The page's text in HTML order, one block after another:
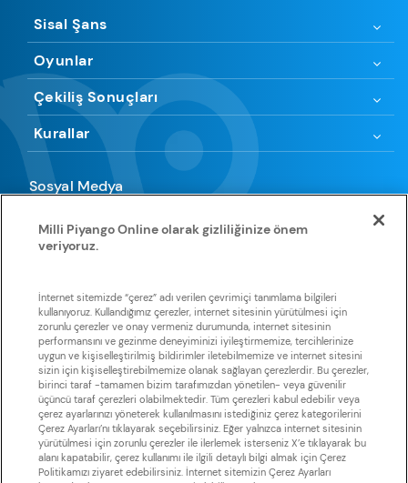
Sisal Şans
Oyunlar
Çekiliş Sonuçları
Kurallar
Sosyal Medya
Uygulamamıza göz atın
App Store Google Play Huawei
Store
Sisal Şans, Sisal Şans’a ait olan tüm metin, grafik görselleri ve
yazılımlarla ilişkili tüm telif haklarını elinde tutmaktadır. Sisal Şans’ın
izni olmaksızın, bu web sitesindeki hiçbir metin, yazılım ve grafik
Milli Piyango Online olarak gizliliğinize önem
veriyoruz.
İnternet sitemizde “çerez” adı verilen çevrimiçi tanımlama bilgileri
kullanıyoruz. Kullandığımız çerezler, internet sitesinin yürütülmesi için
zorunlu çerezler ve onay vermeniz durumunda, internet sitesinin
performansını ve gezinme deneyiminizi iyileştirmemize, tercihlerinize
uygun ve kişiselleştirilmiş bildirimler iletebilmemize ve internet sitesini
sizin için kişiselleştirebilmemize olanak sağlayan çerezlerdir. Bu çerezler,
birinci taraf -tamamen bizim tarafımızdan yönetilen- veya güvenilir
üçüncü taraf çerezleri olabilmektedir. Tüm çerezleri kabul edebilir veya
çerez ayarlarınızı yöneterek kullanılmasını istediğiniz çerez kategorilerini
Çerez Ayarları’nı tıklayarak seçebilirsiniz. Eğer yalnızca internet sitesinin
yürütülmesi için zorunlu çerezler ile ilerlemek isterseniz X’e tıklayarak bu
alanı kapatabilir, çerez kullanımı ile ilgili detaylı bilgi almak için Çerez
Politikamızı ziyaret edebilirsiniz. İnternet sitemizin Çerez Ayarları